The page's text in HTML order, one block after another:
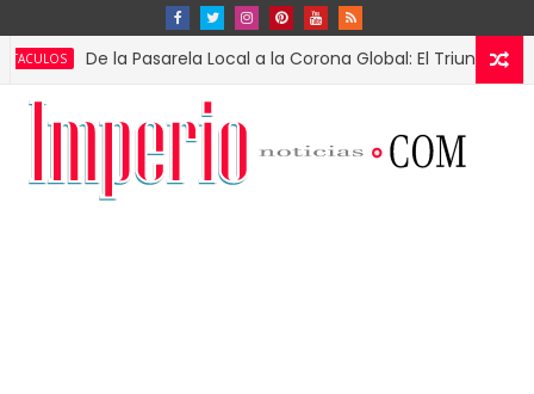
De la Pasarela Local a la Corona Global: El Triunfo de Fátima